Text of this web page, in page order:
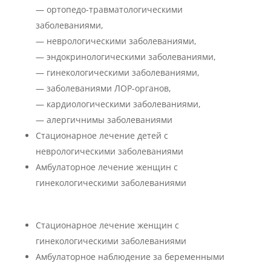
— ортопедо-травматологическими
заболеваниями,
— неврологическими заболеваниями,
— эндокринологическими заболеваниями,
— гинекологическими заболеваниями,
— заболеваниями ЛОР-органов,
— кардиологическими заболеваниями,
— алергичнимы заболеваниями
Стационарное лечение детей с
неврологическими заболеваниями
Амбулаторное лечение женщин с
гинекологическими заболеваниями
Стационарное лечение женщин с
гинекологическими заболеваниями
Амбулаторное наблюдение за беременными